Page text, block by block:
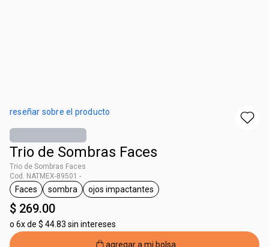
reseñar sobre el producto
Trio de Sombras Faces
Trio de Sombras Faces
Cod. NATMEX-89501 -
etiqueta Faces
Faces
etiqueta sombra
sombra
etiqueta ojos impactantes
ojos impactantes
$ 269.00
o 6x de $ 44.83 sin intereses
agregar a mi bolsa